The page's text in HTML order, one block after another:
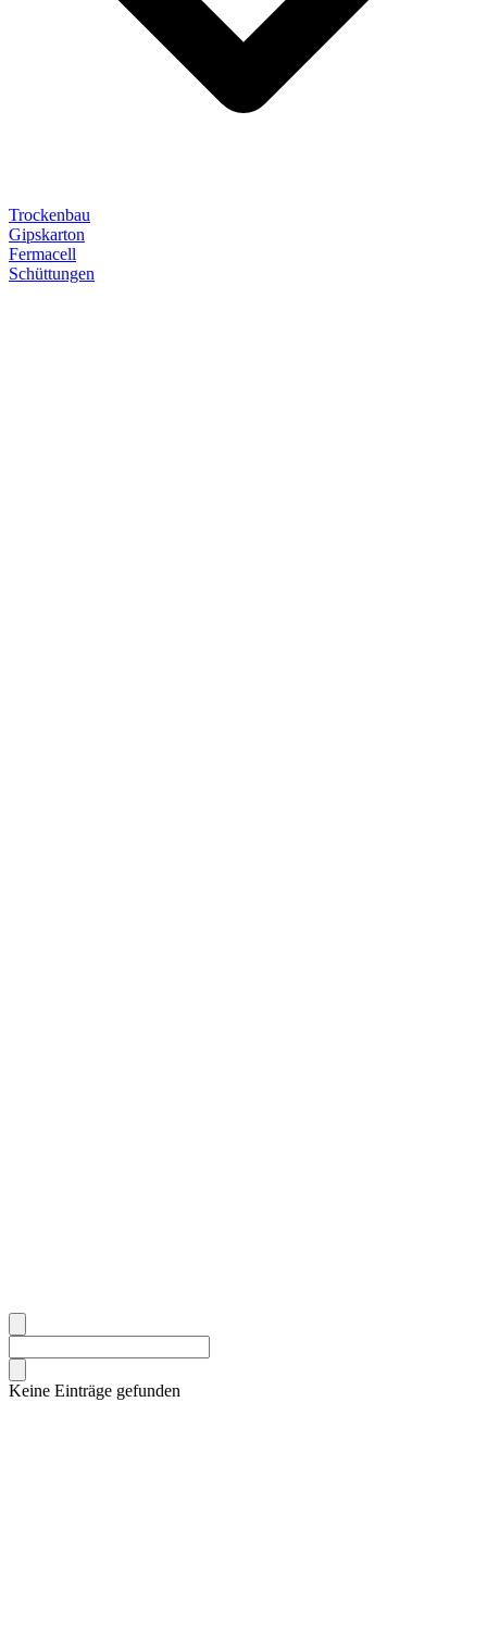
Trockenbau
Gipskarton
Fermacell
Schüttungen
Keine Einträge gefunden